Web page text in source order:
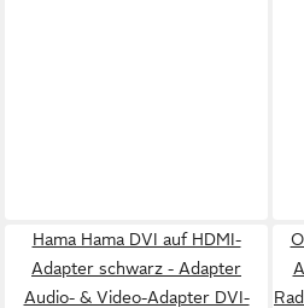
Hama Hama DVI auf HDMI-
Adapter schwarz - Adapter
Audio- & Video-Adapter DVI-